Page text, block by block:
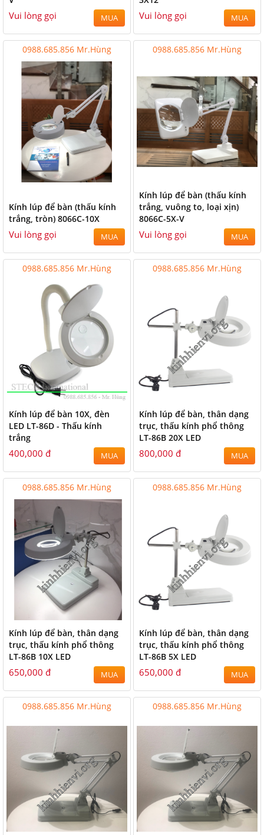
Vui lòng gọi MUA Vui lòng gọi MUA
0988.685.856 Mr.Hùng
Kính lúp để bàn (thấu kính
trắng, tròn) 8066C-10X
Vui lòng gọi MUA
0988.685.856 Mr.Hùng
Kính lúp để bàn (thấu kính
trắng, vuông to, loại xịn)
8066C-5X-V
Vui lòng gọi MUA
0988.685.856 Mr.Hùng
Kính lúp để bàn 10X, đèn
LED LT-86D - Thấu kính
trắng
400,000 đ MUA
0988.685.856 Mr.Hùng
Kính lúp để bàn, thân dạng
trục, thấu kính phổ thông
LT-86B 20X LED
800,000 đ MUA
0988.685.856 Mr.Hùng
Kính lúp để bàn, thân dạng
trục, thấu kính phổ thông
LT-86B 10X LED
650,000 đ MUA
0988.685.856 Mr.Hùng
Kính lúp để bàn, thân dạng
trục, thấu kính phổ thông
LT-86B 5X LED
650,000 đ MUA
0988.685.856 Mr.Hùng 0988.685.856 Mr.Hùng